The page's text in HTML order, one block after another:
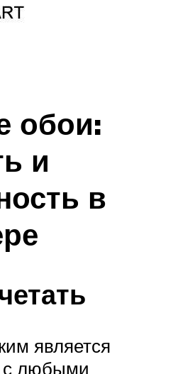
обои:
и
в
является
с любыми